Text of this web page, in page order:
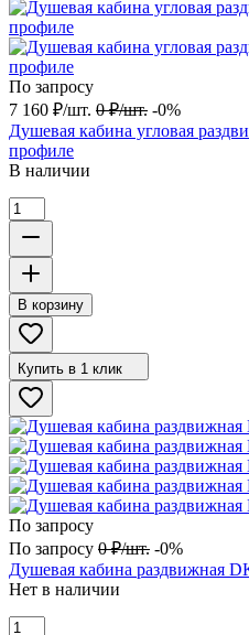
По запросу
7 160 ₽/шт. 0 ₽/шт. -0%
Душевая кабина угловая
профиле
В наличии
В корзину
Купить в 1 клик
По запросу
По запросу 0 ₽/шт. -0%
Душевая кабина раздвижная
Нет в наличии